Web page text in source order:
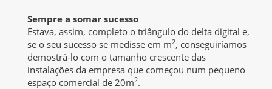
Sempre a somar sucesso
Estava, assim, completo o triângulo do delta digital e,
se o seu sucesso se medisse em m2, conseguiríamos
demostrá-lo com o tamanho crescente das
instalações da empresa que começou num pequeno
espaço comercial de 20m2.